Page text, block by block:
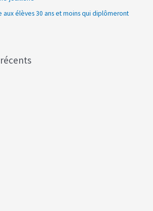
aux élèves 30 ans et moins qui diplômeront